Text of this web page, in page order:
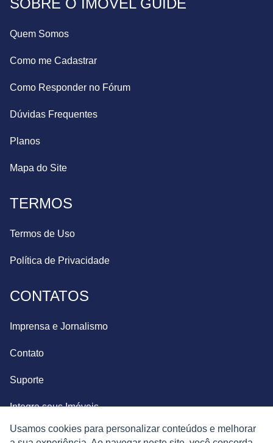
Usamos cookies para personalizar conteúdos e melhorar
SOBRE O IMÓVEL GUIDE
Quem Somos
Como me Cadastrar
Como Responder no Fórum
Dúvidas Frequentes
Planos
Mapa do Site
TERMOS
Termos de Uso
Política de Privacidade
CONTATOS
Imprensa e Jornalismo
Contato
Suporte
Integre seus Imóveis